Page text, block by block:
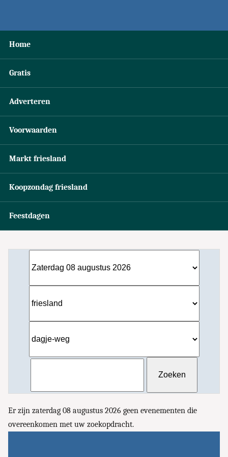
Home
Gratis
Adverteren
Voorwaarden
Markt friesland
Koopzondag friesland
Feestdagen
Er zijn zaterdag 08 augustus 2026 geen evenementen die
overeenkomen met uw zoekopdracht.